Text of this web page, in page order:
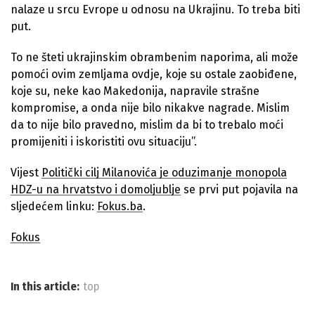
nalaze u srcu Evrope u odnosu na Ukrajinu. To treba biti
put.
To ne šteti ukrajinskim obrambenim naporima, ali može
pomoći ovim zemljama ovdje, koje su ostale zaobiđene,
koje su, neke kao Makedonija, napravile strašne
kompromise, a onda nije bilo nikakve nagrade. Mislim
da to nije bilo pravedno, mislim da bi to trebalo moći
promijeniti i iskoristiti ovu situaciju”.
Vijest Politički cilj Milanovića je oduzimanje monopola
HDZ-u na hrvatstvo i domoljublje se prvi put pojavila na
sljedećem linku: Fokus.ba.
Fokus
In this article: top